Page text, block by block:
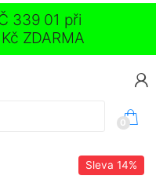
339 01 při
ZDARMA
0
Sleva 14%